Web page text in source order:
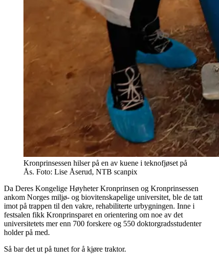
Kronprinsessen hilser på en av kuene i teknofjøset på
Ås. Foto: Lise Åserud, NTB scanpix
Da Deres Kongelige Høyheter Kronprinsen og Kronprinsessen
ankom Norges miljø- og biovitenskapelige universitet, ble de tatt
imot på trappen til den vakre, rehabiliterte urbygningen. Inne i
festsalen fikk Kronprinsparet en orientering om noe av det
universitetets mer enn 700 forskere og 550 doktorgradsstudenter
holder på med.
Så bar det ut på tunet for å kjøre traktor.